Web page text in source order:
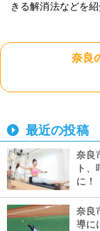
きる解消法などを紹
奈良
最近の投稿
奈良
ト
に！
奈良
導に